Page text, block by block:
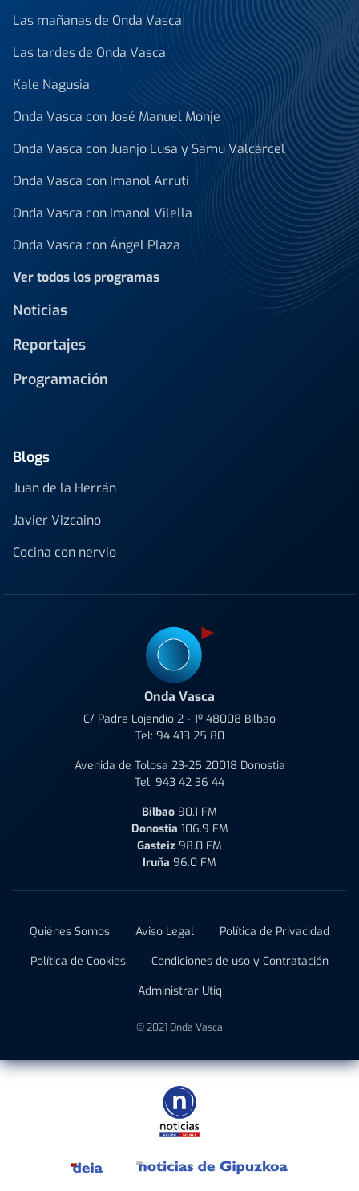
Las mañanas de Onda Vasca
Las tardes de Onda Vasca
Kale Nagusia
Onda Vasca con José Manuel Monje
Onda Vasca con Juanjo Lusa y Samu Valcárcel
Onda Vasca con Imanol Arruti
Onda Vasca con Imanol Vilella
Onda Vasca con Ángel Plaza
Ver todos los programas
Noticias
Reportajes
Programación
Blogs
Juan de la Herrán
Javier Vizcaino
Cocina con nervio
Onda Vasca
C/ Padre Lojendio 2 - 1º 48008 Bilbao
Tel: 94 413 25 80
Avenida de Tolosa 23-25 20018 Donostia
Tel: 943 42 36 44
Bilbao 90.1 FM
Donostia 106.9 FM
Gasteiz 98.0 FM
Iruña 96.0 FM
Quiénes Somos Aviso Legal
Política de Privacidad
Política de Cookies
Condiciones de uso y Contratación
Administrar Utiq
© 2021 Onda Vasca